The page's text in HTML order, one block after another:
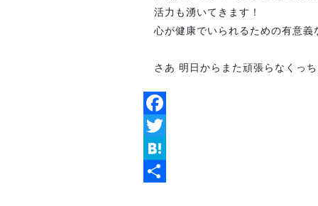
活力も湧いてきます！
心が健康でいられるための有意
さあ 明日からまた頑張らなくっ
Facebook
Twitter
Hatena